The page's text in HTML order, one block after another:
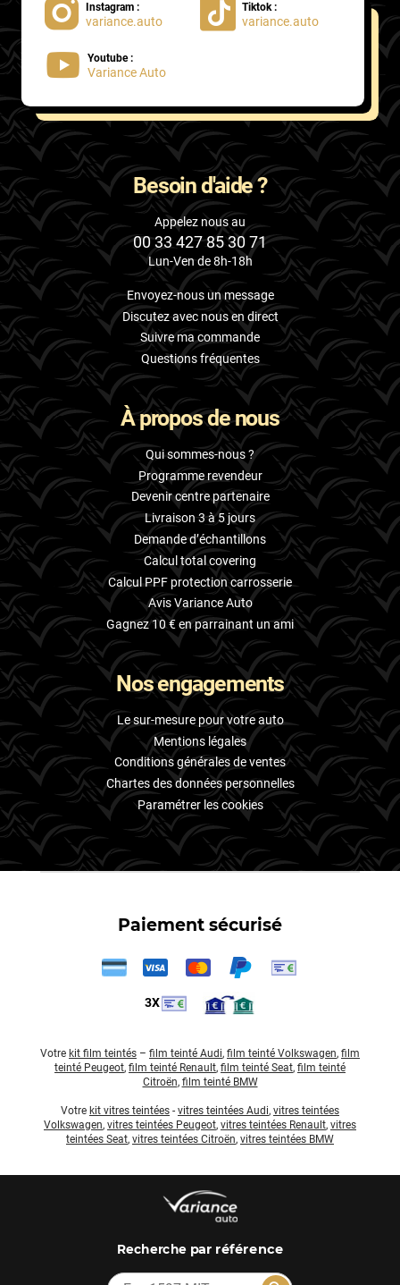
Instagram :
variance.auto
Tiktok :
variance.auto
Youtube :
Variance Auto
Besoin d'aide ?
Appelez nous au
00 33 427 85 30 71
Lun-Ven de 8h-18h
Envoyez-nous un message
Discutez avec nous en direct
Suivre ma commande
Questions fréquentes
À propos de nous
Qui sommes-nous ?
Programme revendeur
Devenir centre partenaire
Livraison 3 à 5 jours
Demande d’échantillons
Calcul total covering
Calcul PPF protection carrosserie
Avis Variance Auto
Gagnez 10 € en parrainant un ami
Nos engagements
Le sur-mesure pour votre auto
Mentions légales
Conditions générales de ventes
Chartes des données personnelles
Paramétrer les cookies
Paiement sécurisé
3X
Votre kit film teintés – film teinté Audi, film teinté Volkswagen, film
teinté Peugeot, film teinté Renault, film teinté Seat, film teinté
Citroën, film teinté BMW
Votre kit vitres teintées - vitres teintées Audi, vitres teintées
Volkswagen, vitres teintées Peugeot, vitres teintées Renault, vitres
teintées Seat, vitres teintées Citroën, vitres teintées BMW
Recherchepar référence